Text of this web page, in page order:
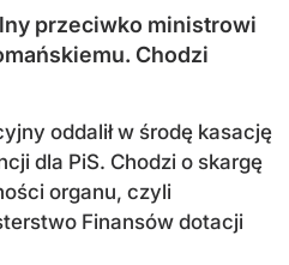
przeciwko ministrowi
Chodzi
oddalił w środę kasację
dla PiS. Chodzi o skargę
organu, czyli
Finansów dotacji